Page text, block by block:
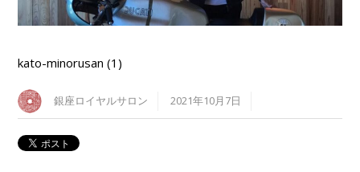
kato-minorusan (1)
銀座ロイヤルサロン 2021年10月7日